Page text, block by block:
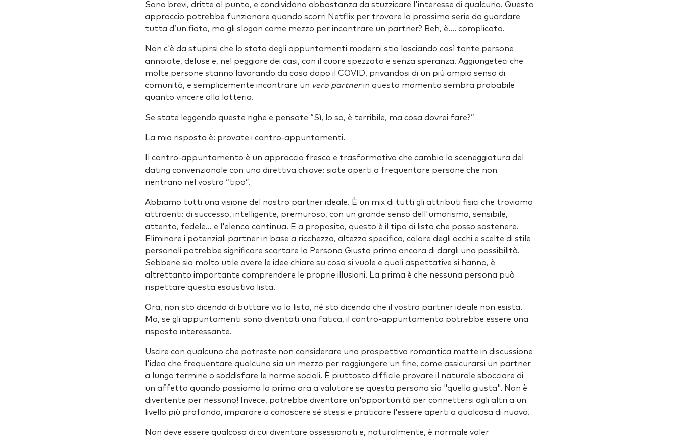
Sono brevi, dritte al punto, e condividono abbastanza da stuzzicare l'interesse di qualcuno. Questo
approccio potrebbe funzionare quando scorri Netflix per trovare la prossima serie da guardare
tutta d’un fiato, ma gli slogan come mezzo per incontrare un partner? Beh, è.… complicato.
Non c'è da stupirsi che lo stato degli appuntamenti moderni stia lasciando così tante persone
annoiate, deluse e, nel peggiore dei casi, con il cuore spezzato e senza speranza. Aggiungeteci che
molte persone stanno lavorando da casa dopo il COVID, privandosi di un più ampio senso di
comunità, e semplicemente incontrare un vero partnerin questo momento sembra probabile
quanto vincere alla lotteria.
Se state leggendo queste righe e pensate “Sì, lo so, è terribile, ma cosa dovrei fare?”
La mia risposta è: provate i contro-appuntamenti.
Il contro-appuntamento è un approccio fresco e trasformativo che cambia la sceneggiatura del
dating convenzionale con una direttiva chiave: siate aperti a frequentare persone che non
rientrano nel vostro “tipo”.
Abbiamo tutti una visione del nostro partner ideale. È un mix di tutti gli attributi fisici che troviamo
attraenti: di successo, intelligente, premuroso, con un grande senso dell'umorismo, sensibile,
attento, fedele... e l'elenco continua. E a proposito, questo è il tipo di lista che posso sostenere.
Eliminare i potenziali partner in base a ricchezza, altezza specifica, colore degli occhi e scelte di stile
personali potrebbe significare scartare la Persona Giusta prima ancora di dargli una possibilità.
Sebbene sia molto utile avere le idee chiare su cosa si vuole e quali aspettative si hanno, è
altrettanto importante comprendere le proprie illusioni. La prima è che nessuna persona può
rispettare questa esaustiva lista.
Ora, non sto dicendo di buttare via la lista, né sto dicendo che il vostro partner ideale non esista.
Ma, se gli appuntamenti sono diventati una fatica, il contro-appuntamento potrebbe essere una
risposta interessante.
Uscire con qualcuno che potreste non considerare una prospettiva romantica mette in discussione
l'idea che frequentare qualcuno sia un mezzo per raggiungere un fine, come assicurarsi un partner
a lungo termine o soddisfare le norme sociali. È piuttosto difficile provare il naturale sbocciare di
un affetto quando passiamo la prima ora a valutare se questa persona sia "quella giusta". Non è
divertente per nessuno! Invece, potrebbe diventare un'opportunità per connettersi agli altri a un
livello più profondo, imparare a conoscere sé stessi e praticare l'essere aperti a qualcosa di nuovo.
Non deve essere qualcosa di cui diventare ossessionati e, naturalmente, è normale voler